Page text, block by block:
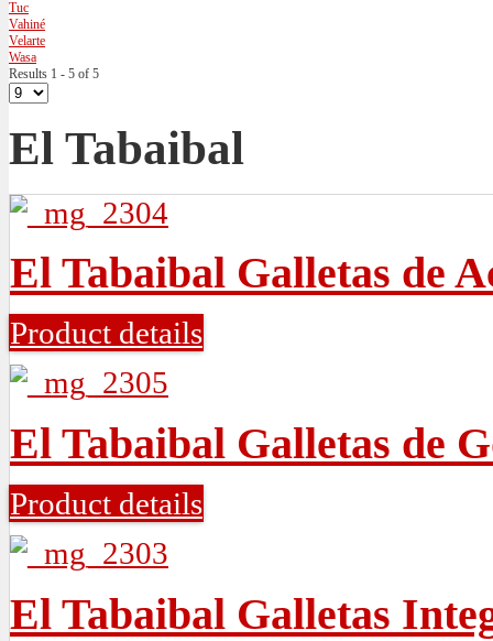
Tuc
Vahiné
Velarte
Wasa
Results 1 - 5 of 5
El Tabaibal
El Tabaibal Galletas de
Product details
El Tabaibal Galletas de
Product details
El Tabaibal Galletas